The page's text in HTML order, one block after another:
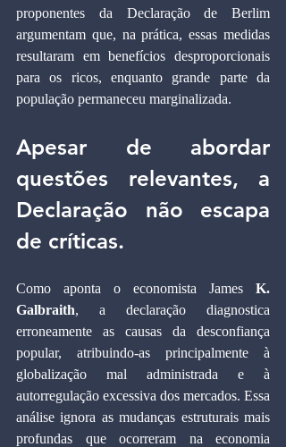
proponentes da Declaração de Berlim
argumentam que, na prática, essas medidas
resultaram em benefícios desproporcionais
para os ricos, enquanto grande parte da
população permaneceu marginalizada.
Apesar de abordar
questões relevantes, a
Declaração não escapa
de críticas.
Como aponta o economista James K.
Galbraith, a declaração diagnostica
erroneamente as causas da desconfiança
popular, atribuindo-as principalmente à
globalização mal administrada e à
autorregulação excessiva dos mercados. Essa
análise ignora as mudanças estruturais mais
profundas que ocorreram na economia